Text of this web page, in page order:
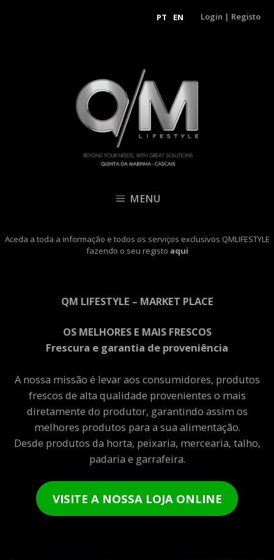
PT EN Login | Registo
MENU
Aceda a toda a informação e todos os serviços exclusivos QMLIFESTYLE
fazendo o seu registo aqui
QM LIFESTYLE – MARKET PLACE
OS MELHORES E MAIS FRESCOS
Frescura e garantia de proveniência
A nossa missão é levar aos consumidores, produtos
frescos de alta qualidade provenientes o mais
diretamente do produtor, garantindo assim os
melhores produtos para a sua alimentação.
Desde produtos da horta, peixaria, mercearia, talho,
padaria e garrafeira.
VISITE A NOSSA LOJA ONLINE